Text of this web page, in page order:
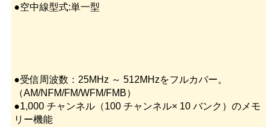
●空中線型式:単一型
●受信周波数：25MHz ～ 512MHzをフルカバー。
（AM/NFM/FM/WFM/FMB）
●1,000 チャンネル（100 チャンネル× 10 バンク）のメモ
リー機能